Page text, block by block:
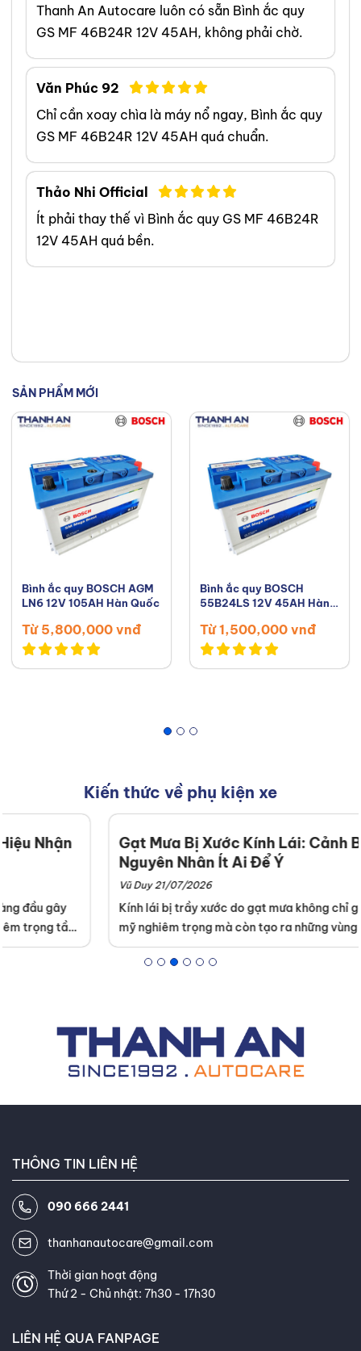
Thanh An Autocare luôn có sẵn Bình ắc quy
GS MF 46B24R 12V 45AH, không phải chờ.
Văn Phúc 92
Chỉ cần xoay chìa là máy nổ ngay, Bình ắc quy
GS MF 46B24R 12V 45AH quá chuẩn.
Thảo Nhi Official
Ít phải thay thế vì Bình ắc quy GS MF 46B24R
12V 45AH quá bền.
SẢN PHẨM MỚI
Bình ắc quy BOSCH AGM
LN6 12V 105AH Hàn Quốc
Từ 5,800,000 vnđ
Bình ắc quy BOSCH
55B24LS 12V 45AH Hàn
Từ 1,500,000 vnđ
Kiến thức về phụ kiện xe
Gạt Mưa Bị Xước Kính Lái: Cảnh Báo
Nguyên Nhân Ít Ai Để Ý
Kính lái bị trầy xước do gạt mưa không chỉ gây mất thẩm
mỹ nghiêm trọng mà còn tạo ra những vùng lóa nguy hiểm
khi lái xe đối diện với ánh đèn ban đêm. Thanh An
Autocare nhận thấy rất nhiều chủ xe thường bỏ qua những
sẽ cung cấp kiến thức chuyên sâu giúp bạn nhận diện sớm
và xử lý triệt để tình trạng gạt mưa phá hủy bề mặt kính.
THÔNG TIN LIÊN HỆ
090 666 2441
thanhanautocare@gmail.com
Thời gian hoạt động
Thứ 2 - Chủ nhật: 7h30 - 17h30
LIÊN HỆ QUA FANPAGE